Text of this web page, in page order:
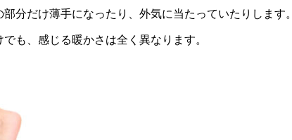
分だけ薄手になったり、外気に当たっていたりします。
も、感じる暖かさは全く異なります。